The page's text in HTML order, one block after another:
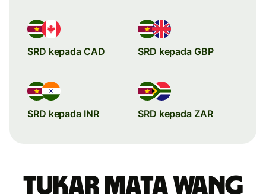
SRD kepada CAD SRD kepada GBP
SRD kepada INR SRD kepada ZAR
Tukar mata wang